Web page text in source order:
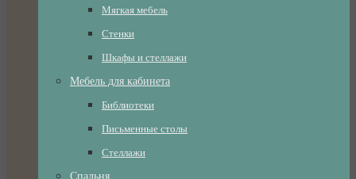
Мягкая мебель
Стенки
Шкафы и стеллажи
Мебель для кабинета
Библиотеки
Письменные столы
Стеллажи
Спальня